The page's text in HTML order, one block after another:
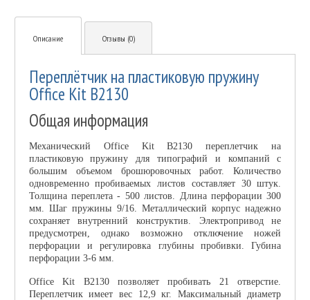
Описание Отзывы (0)
Переплётчик на пластиковую пружину
Office Kit B2130
Общая информация
Механический Office Kit B2130 переплетчик на
пластиковую пружину для типографий и компаний с
большим объемом брошюровочных работ. Количество
одновременно пробиваемых листов составляет 30 штук.
Толщина переплета - 500 листов. Длина перфорации 300
мм. Шаг пружины 9/16. Металлический корпус надежно
сохраняет внутренний конструктив. Электропривод не
предусмотрен, однако возможно отключение ножей
перфорации и регулировка глубины пробивки. Губина
перфорации 3-6 мм.
Office Kit B2130 позволяет пробивать 21 отверстие.
Переплетчик имеет вес 12,9 кг. Максимальный диаметр